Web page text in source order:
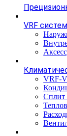
VRF
VRF-
Сплит